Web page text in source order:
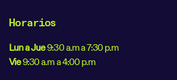
Horarios
Lun a Jue9:30 a.m a 7:30 p.m
Vie9:30 a.m a 4:00 p.m